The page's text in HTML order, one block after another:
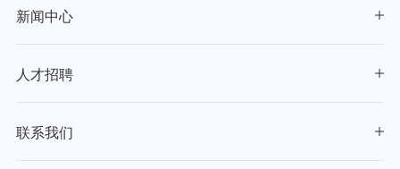
新闻中心
人才招聘
联系我们